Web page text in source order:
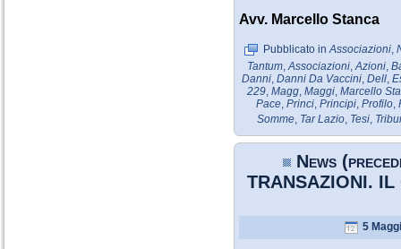
Avv. Marcello Stanca
Pubblicato inAssociazioni,
Tantum,Associazioni,Azioni,
Danni, Danni Da Vaccini, Dell,
229, Magg, Maggi, Marcello
Pace, Princi, Principi, Profilo,
Somme, Tar Lazio, Tesi,
News
TRANSAZIONI. IL
5